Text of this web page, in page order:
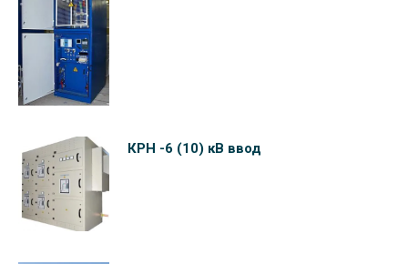
КРН -6 (10) кВ ввод